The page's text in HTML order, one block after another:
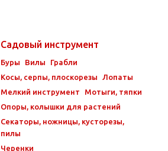
Садовый инструмент
Буры Вилы
Грабли
Косы, серпы, плоскорезы
Лопаты
Мелкий инструмент
Мотыги, тяпки
Опоры, колышки для растений
Секаторы, ножницы, кусторезы,
пилы
Черенки